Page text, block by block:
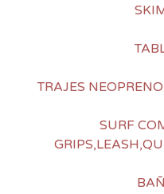
TRAJES
SURF